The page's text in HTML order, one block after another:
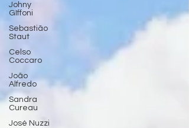
Johny
GIffoni
Sebastião
Staut
Celso
Coccaro
João
Alfredo
Sandra
Cureau
José Nuzzi